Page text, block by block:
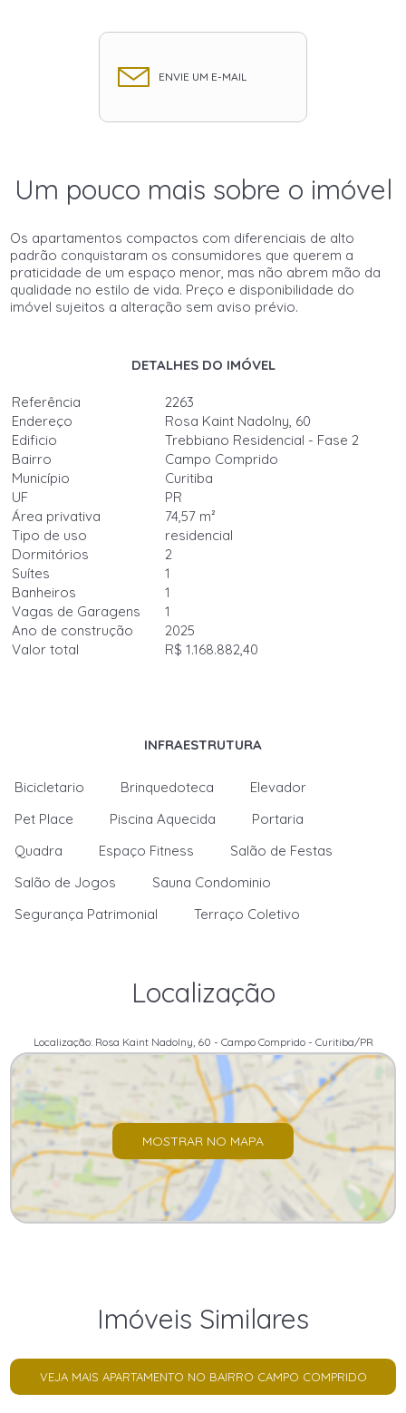
ENVIE UM E-MAIL
Um pouco mais sobre o imóvel
Os apartamentos compactos com diferenciais de alto
padrão conquistaram os consumidores que querem a
praticidade de um espaço menor, mas não abrem mão da
qualidade no estilo de vida. Preço e disponibilidade do
imóvel sujeitos a alteração sem aviso prévio.
DETALHES DO IMÓVEL
Referência
2263
Endereço
Rosa Kaint Nadolny, 60
Edificio
Trebbiano Residencial - Fase 2
Bairro
Campo Comprido
Município
Curitiba
UF
PR
Área privativa
74,57 m²
Tipo de uso
residencial
Dormitórios
2
Suítes
1
Banheiros
1
Vagas de Garagens
1
Ano de construção
2025
Valor total
R$ 1.168.882,40
INFRAESTRUTURA
Bicicletario Brinquedoteca
Elevador
Pet Place
Piscina Aquecida
Portaria
Quadra
Espaço Fitness
Salão de Festas
Salão de Jogos
Sauna Condominio
Segurança Patrimonial
Terraço Coletivo
Localização
Localização: Rosa Kaint Nadolny, 60 - Campo Comprido - Curitiba/PR
MOSTRAR NO MAPA
Imóveis Similares
VEJA MAIS APARTAMENTO NO BAIRRO CAMPO COMPRIDO